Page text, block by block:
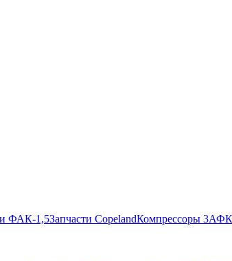
ФАК-1,5Запчасти CopelandКомпрессоры 3АФ